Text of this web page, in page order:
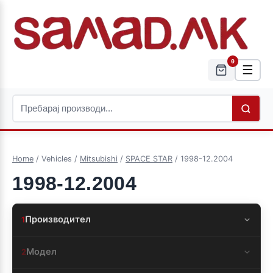
0
☰
Home / Vehicles / Mitsubishi / SPACE STAR / 1998-12.2004
1998-12.2004
1Производител
2Модел